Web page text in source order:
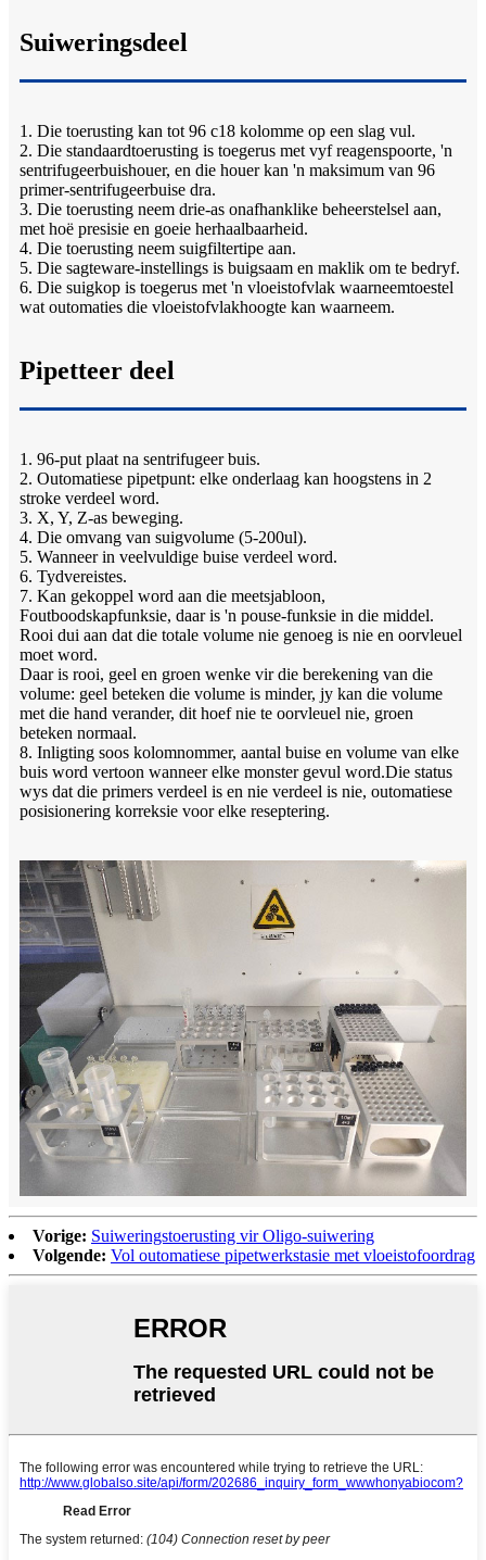
Suiweringsdeel
1. Die toerusting kan tot 96 c18 kolomme op een slag vul.
2. Die standaardtoerusting is toegerus met vyf reagenspoorte, 'n
sentrifugeerbuishouer, en die houer kan 'n maksimum van 96
primer-sentrifugeerbuise dra.
3. Die toerusting neem drie-as onafhanklike beheerstelsel aan,
met hoë presisie en goeie herhaalbaarheid.
4. Die toerusting neem suigfiltertipe aan.
5. Die sagteware-instellings is buigsaam en maklik om te bedryf.
6. Die suigkop is toegerus met 'n vloeistofvlak waarneemtoestel
wat outomaties die vloeistofvlakhoogte kan waarneem.
Pipetteer deel
1. 96-put plaat na sentrifugeer buis.
2. Outomatiese pipetpunt: elke onderlaag kan hoogstens in 2
stroke verdeel word.
3. X, Y, Z-as beweging.
4. Die omvang van suigvolume (5-200ul).
5. Wanneer in veelvuldige buise verdeel word.
6. Tydvereistes.
7. Kan gekoppel word aan die meetsjabloon,
Foutboodskapfunksie, daar is 'n pouse-funksie in die middel.
Rooi dui aan dat die totale volume nie genoeg is nie en oorvleuel
moet word.
Daar is rooi, geel en groen wenke vir die berekening van die
volume: geel beteken die volume is minder, jy kan die volume
met die hand verander, dit hoef nie te oorvleuel nie, groen
beteken normaal.
8. Inligting soos kolomnommer, aantal buise en volume van elke
buis word vertoon wanneer elke monster gevul word.Die status
wys dat die primers verdeel is en nie verdeel is nie, outomatiese
posisionering korreksie voor elke reseptering.
Vorige: Suiweringstoerusting vir Oligo-suiwering
Volgende: Vol outomatiese pipetwerkstasie met vloeistofoordrag